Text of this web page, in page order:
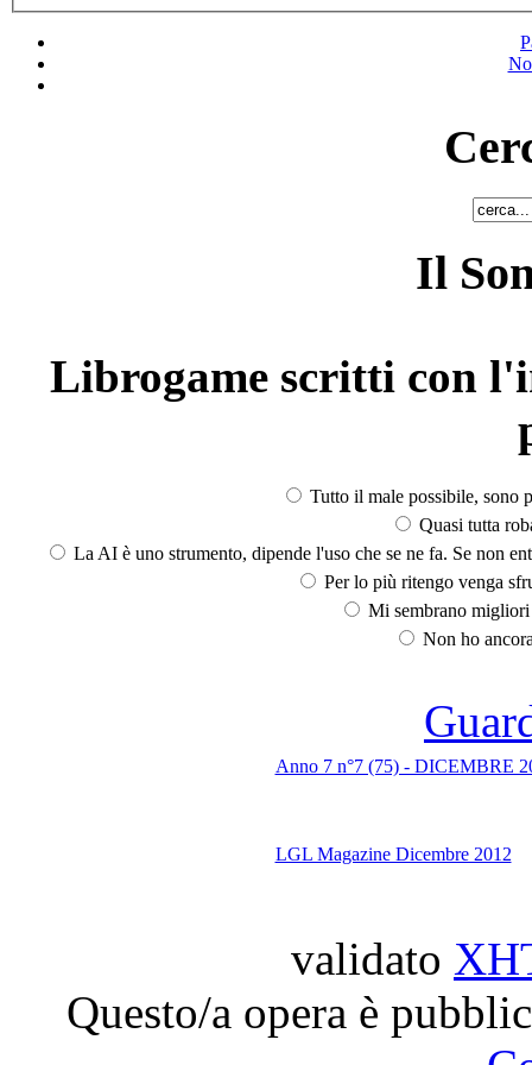
Il
Librogame scritti con
Tutto il male possibile, sono
Quasi tutta
La AI è uno strumento, dipende l'uso che se ne fa. Se non
Per lo più ritengo venga
Mi sembrano
Non ho
Anno 7 n°7 (75) - DICEMBRE
LGL Magazine Dicembre 2012
validato
Questo/a opera è